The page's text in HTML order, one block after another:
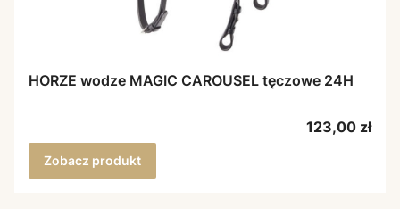
HORZE wodze MAGIC CAROUSEL tęczowe 24H
Cena
123,00 zł
Zobacz produkt